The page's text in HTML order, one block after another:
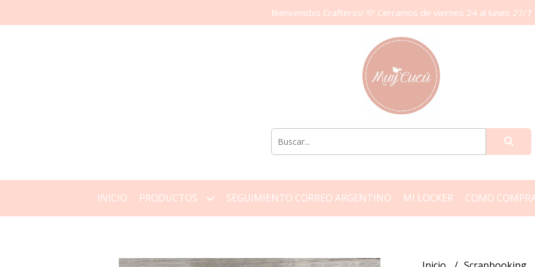
Bienvenidxs Crafterxs! 🩷 Cerramos de viernes 24 al lunes 27/7
INICIO PRODUCTOS SEGUIMIENTO CORREO ARGENTINO MI LOCKER COMO